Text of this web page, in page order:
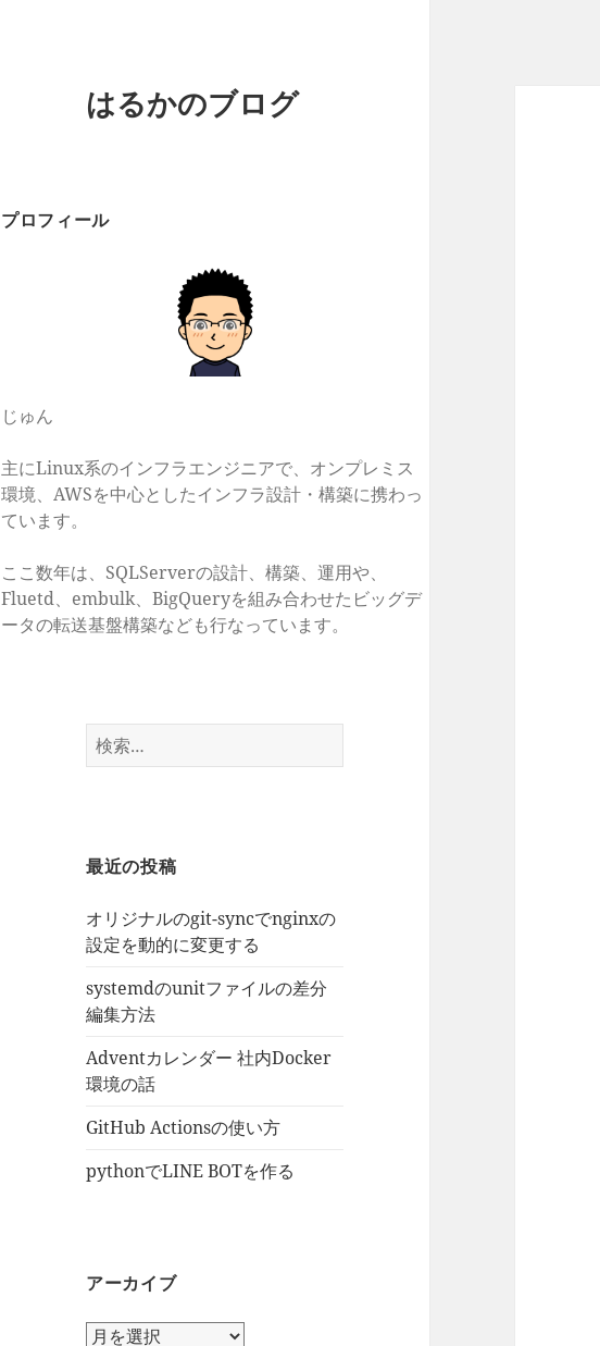
はるかのブログ
プロフィール
じゅん
主にLinux系のインフラエンジニアで、オンプレミス
環境、AWSを中心としたインフラ設計・構築に携わっ
ています。
ここ数年は、SQLServerの設計、構築、運用や、
Fluetd、embulk、BigQueryを組み合わせたビッグデ
ータの転送基盤構築なども行なっています。
検
索:
最近の投稿
オリジナルのgit-syncでnginxの
設定を動的に変更する
systemdのunitファイルの差分
編集方法
Adventカレンダー 社内Docker
環境の話
GitHub Actionsの使い方
pythonでLINE BOTを作る
アーカイブ
ア